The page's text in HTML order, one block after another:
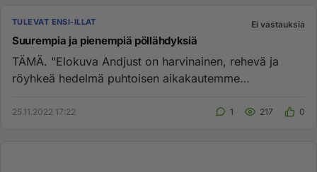
TULEVAT ENSI-ILLAT Ei vastauksia
Suurempia ja pienempiä pöllähdyksiä
TÄMÄ. "Elokuva Andjust on harvinainen, rehevä ja
röyhkeä hedelmä puhtoisen aikakautemme
25.11.2022 17:22 1 217 0